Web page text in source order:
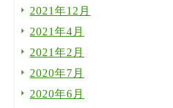
2021年12月
2021年4月
2021年2月
2020年7月
2020年6月